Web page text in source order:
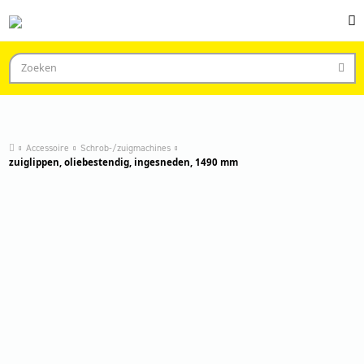
Accessoire Schrob-/zuigmachines
zuiglippen, oliebestendig, ingesneden, 1490 mm